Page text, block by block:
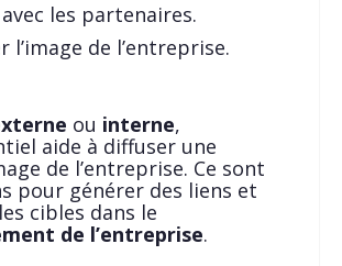
les partenaires.
l’image de l’entreprise.
ou interne,
aide à diffuser une
de l’entreprise. Ce sont
pour générer des liens et
cibles dans le
de l’entreprise.